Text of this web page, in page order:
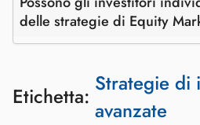
delle strategie di Equity
Etichetta: Strategie di
avanzate